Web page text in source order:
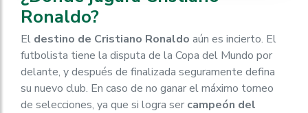
Ronaldo?
El destino de Cristiano Ronaldo aún es incierto. El
futbolista tiene la disputa de la Copa del Mundo por
delante, y después de finalizada seguramente defina
su nuevo club. En caso de no ganar el máximo torneo
de selecciones, ya que si logra ser campeón del